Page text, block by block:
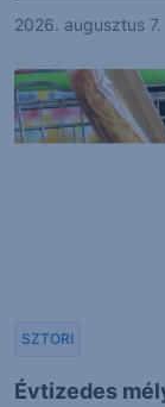
2026. augusztus 7.
Évtizedes
SZTORI